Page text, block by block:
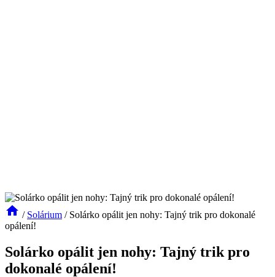
/ Solárium / Solárko opálit jen nohy: Tajný trik pro dokonalé
opálení!
Solárko opálit jen nohy: Tajný trik pro
dokonalé opálení!